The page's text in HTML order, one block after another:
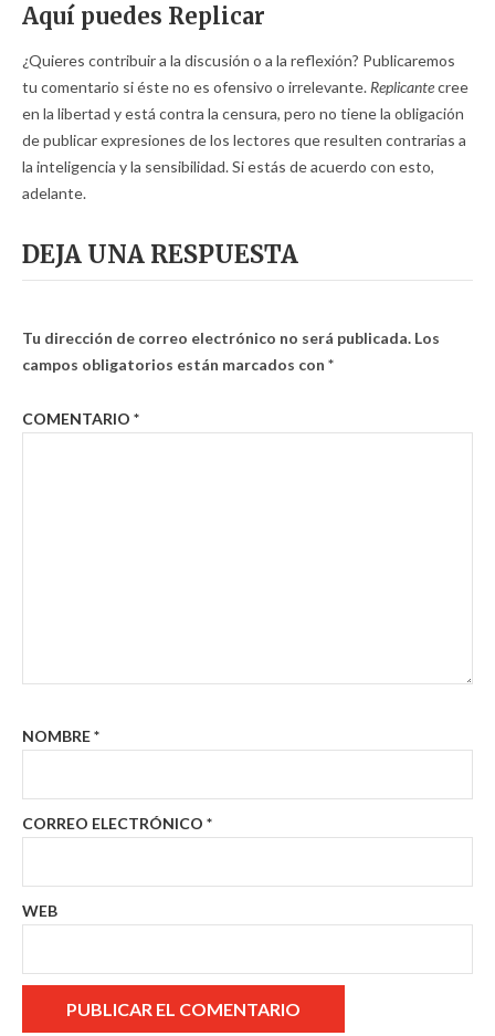
Aquí puedes Replicar
¿Quieres contribuir a la discusión o a la reflexión? Publicaremos
tu comentario si éste no es ofensivo o irrelevante. Replicantecree
en la libertad y está contra la censura, pero no tiene la obligación
de publicar expresiones de los lectores que resulten contrarias a
la inteligencia y la sensibilidad. Si estás de acuerdo con esto,
adelante.
DEJA UNA RESPUESTA
Tu dirección de correo electrónico no será publicada. Los
campos obligatorios están marcados con *
COMENTARIO *
NOMBRE*
CORREO ELECTRÓNICO *
WEB